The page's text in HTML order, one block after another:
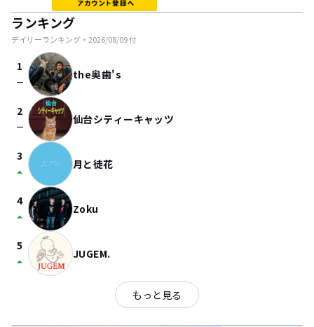
ランキング
デイリーランキング・ 2026/08/09付
1
check_indeterminate_small the奥歯's
2
check_indeterminate_small 仙台シティーキャッツ
3
arrow_drop_up 月と徒花
4
arrow_drop_up Zoku
5
arrow_drop_up JUGEM.
もっと見る